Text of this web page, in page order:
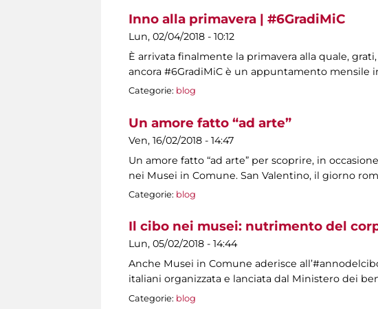
Inno alla primavera | #6GradiMiC
Lun, 02/04/2018 - 10:12
È arrivata finalmente la primavera alla quale,
ancora #6GradiMiC è un appuntamento mensile
Categorie: blog
Un amore fatto “ad arte”
Ven, 16/02/2018 - 14:47
Un amore fatto “ad arte” per scoprire, in
nei Musei in Comune. San Valentino, il giorno
Categorie: blog
Il cibo nei musei: nutrimento del
Lun, 05/02/2018 - 14:44
Anche Musei in Comune aderisce
italiani organizzata e lanciata dal Ministero dei
Categorie: blog